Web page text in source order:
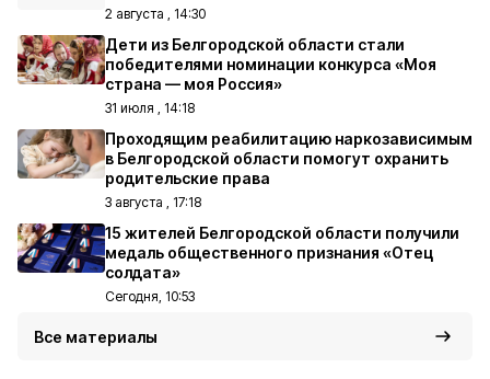
2 августа , 14:30
Дети из Белгородской области стали
победителями номинации конкурса «Моя
страна — моя Россия»
31 июля , 14:18
Проходящим реабилитацию наркозависимым
в Белгородской области помогут охранить
родительские права
3 августа , 17:18
15 жителей Белгородской области получили
медаль общественного признания «Отец
солдата»
Сегодня, 10:53
Все материалы